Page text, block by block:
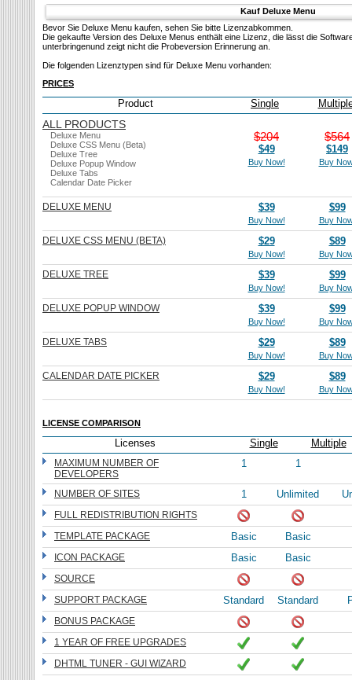
Kauf Deluxe Menu
Bevor Sie Deluxe Menu kaufen, sehen Sie bitte Lizenzabkommen.
Die gekaufte Version des Deluxe Menus enthält eine Lizenz, die lässt die
unterbringenund zeigt nicht die Probeversion Erinnerung an.
Die folgenden Lizenztypen sind für Deluxe Menu vorhanden:
PRICES
Product Single
ALL PRODUCTS
Deluxe Menu
Deluxe CSS Menu (Beta)
Deluxe Tree
Deluxe Popup Window
Deluxe Tabs
Calendar Date Picker
$204
$49
Buy Now!
$564
$149
Buy
DELUXE MENU $39
Buy Now!
$99
Buy
DELUXE CSS MENU (BETA) $29
Buy Now!
$89
Buy
DELUXE TREE $39
Buy Now!
$99
Buy
DELUXE POPUP WINDOW $39
Buy Now!
$99
Buy
DELUXE TABS $29
Buy Now!
$89
Buy
CALENDAR DATE PICKER $29
Buy Now!
$89
Buy
LICENSE COMPARISON
Licenses Single Multiple
MAXIMUM NUMBER OF
DEVELOPERS
1 1
NUMBER OF SITES 1 Unlimited
FULL REDISTRIBUTION RIGHTS
TEMPLATE PACKAGE
Basic Basic
ICON PACKAGE Basic Basic
SOURCE
SUPPORT PACKAGE
Standard Standard
BONUS PACKAGE
1 YEAR OF FREE UPGRADES
DHTML TUNER - GUI WIZARD